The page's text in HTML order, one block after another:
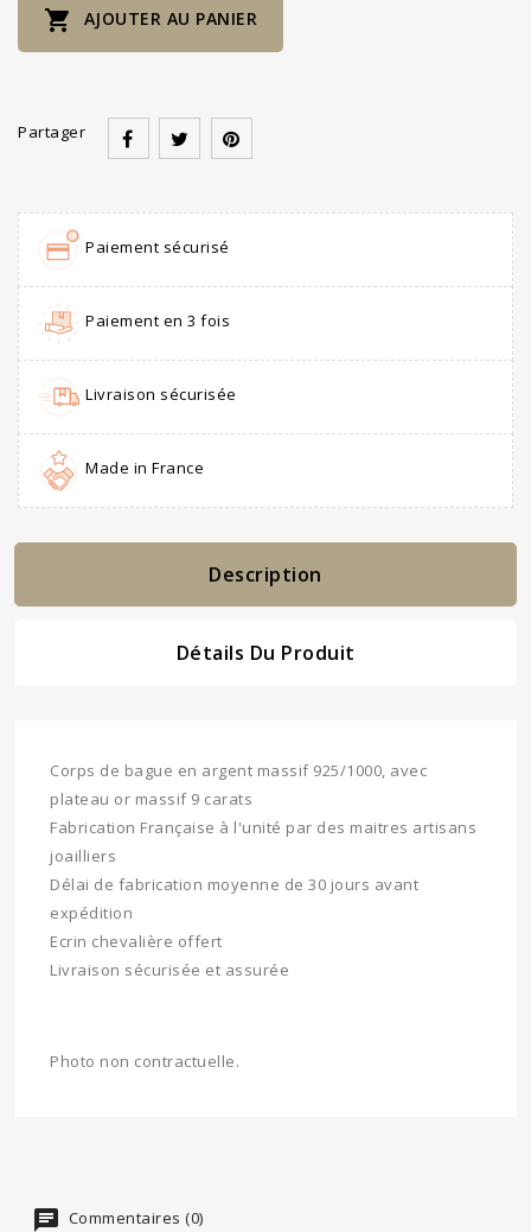
 AJOUTER AU PANIER
Partager
Paiement sécurisé
Paiement en 3 fois
Livraison sécurisée
Made in France
Description
Détails Du Produit
Corps de bague en argent massif 925/1000, avec
plateau or massif 9 carats
Fabrication Française à l'unité par des maitres artisans
joailliers
Délai de fabrication moyenne de 30 jours avant
expédition
Ecrin chevalière offert
Livraison sécurisée et assurée
Photo non contractuelle.
Commentaires (0)